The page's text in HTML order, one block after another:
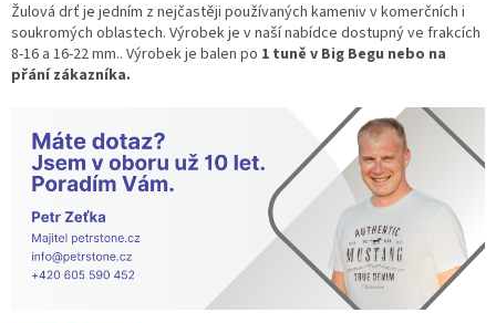
Žulová drť je jedním z nejčastěji používaných kameniv v komerčních i
soukromých oblastech. Výrobek je v naší nabídce dostupný ve frakcích
8-16 a 16-22 mm.. Výrobek je balen po 1 tuně v Big Begu nebo na
přání zákazníka.